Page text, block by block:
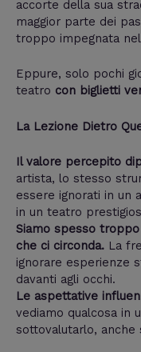
accorte della sua
maggior parte dei
troppo impegnata
Eppure, solo pochi
teatro con biglietti
La Lezione Dietro
Il valore percepito
artista, lo stesso
essere ignorati in un
in un teatro
Siamo spesso
che ci circonda. La
ignorare esperienze
davanti agli occhi.
Le aspettative
vediamo qualcosa in
sottovalutarlo, anche